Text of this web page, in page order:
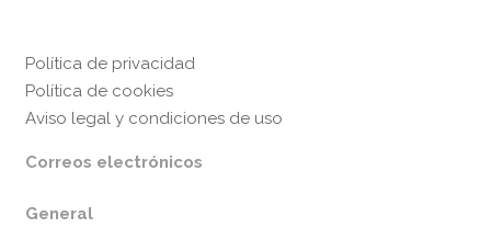
Política de privacidad
Política de cookies
Aviso legal y condiciones de uso
Correos electrónicos
General